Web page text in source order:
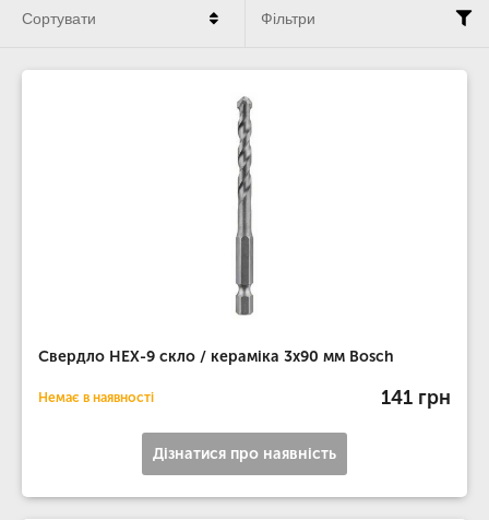
Свердло HEX-9 скло / кераміка 3х90 мм Bosch
Немає в наявності 141 грн
Дізнатися про наявність
Сортувати Фільтри